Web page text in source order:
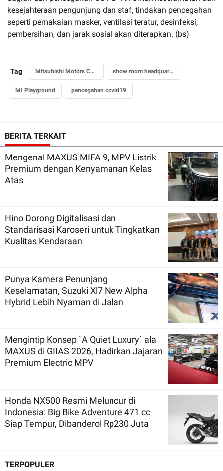
kesejahteraan pengunjung dan staf, tindakan pencegahan
seperti pemakaian masker, ventilasi teratur, desinfeksi,
pembersihan, dan jarak sosial akan diterapkan. (bs)
Tag Mitsubishi Motors Corporation show room headquarter
MI Playground pencegahan covid19
BERITA TERKAIT
Mengenal MAXUS MIFA 9, MPV Listrik
Premium dengan Kenyamanan Kelas
Atas
Hino Dorong Digitalisasi dan
Standarisasi Karoseri untuk Tingkatkan
Kualitas Kendaraan
Punya Kamera Penunjang
Keselamatan, Suzuki Xl7 New Alpha
Hybrid Lebih Nyaman di Jalan
Mengintip Konsep `A Quiet Luxury` ala
MAXUS di GIIAS 2026, Hadirkan Jajaran
Premium Electric MPV
Honda NX500 Resmi Meluncur di
Indonesia: Big Bike Adventure 471 cc
Siap Tempur, Dibanderol Rp230 Juta
TERPOPULER